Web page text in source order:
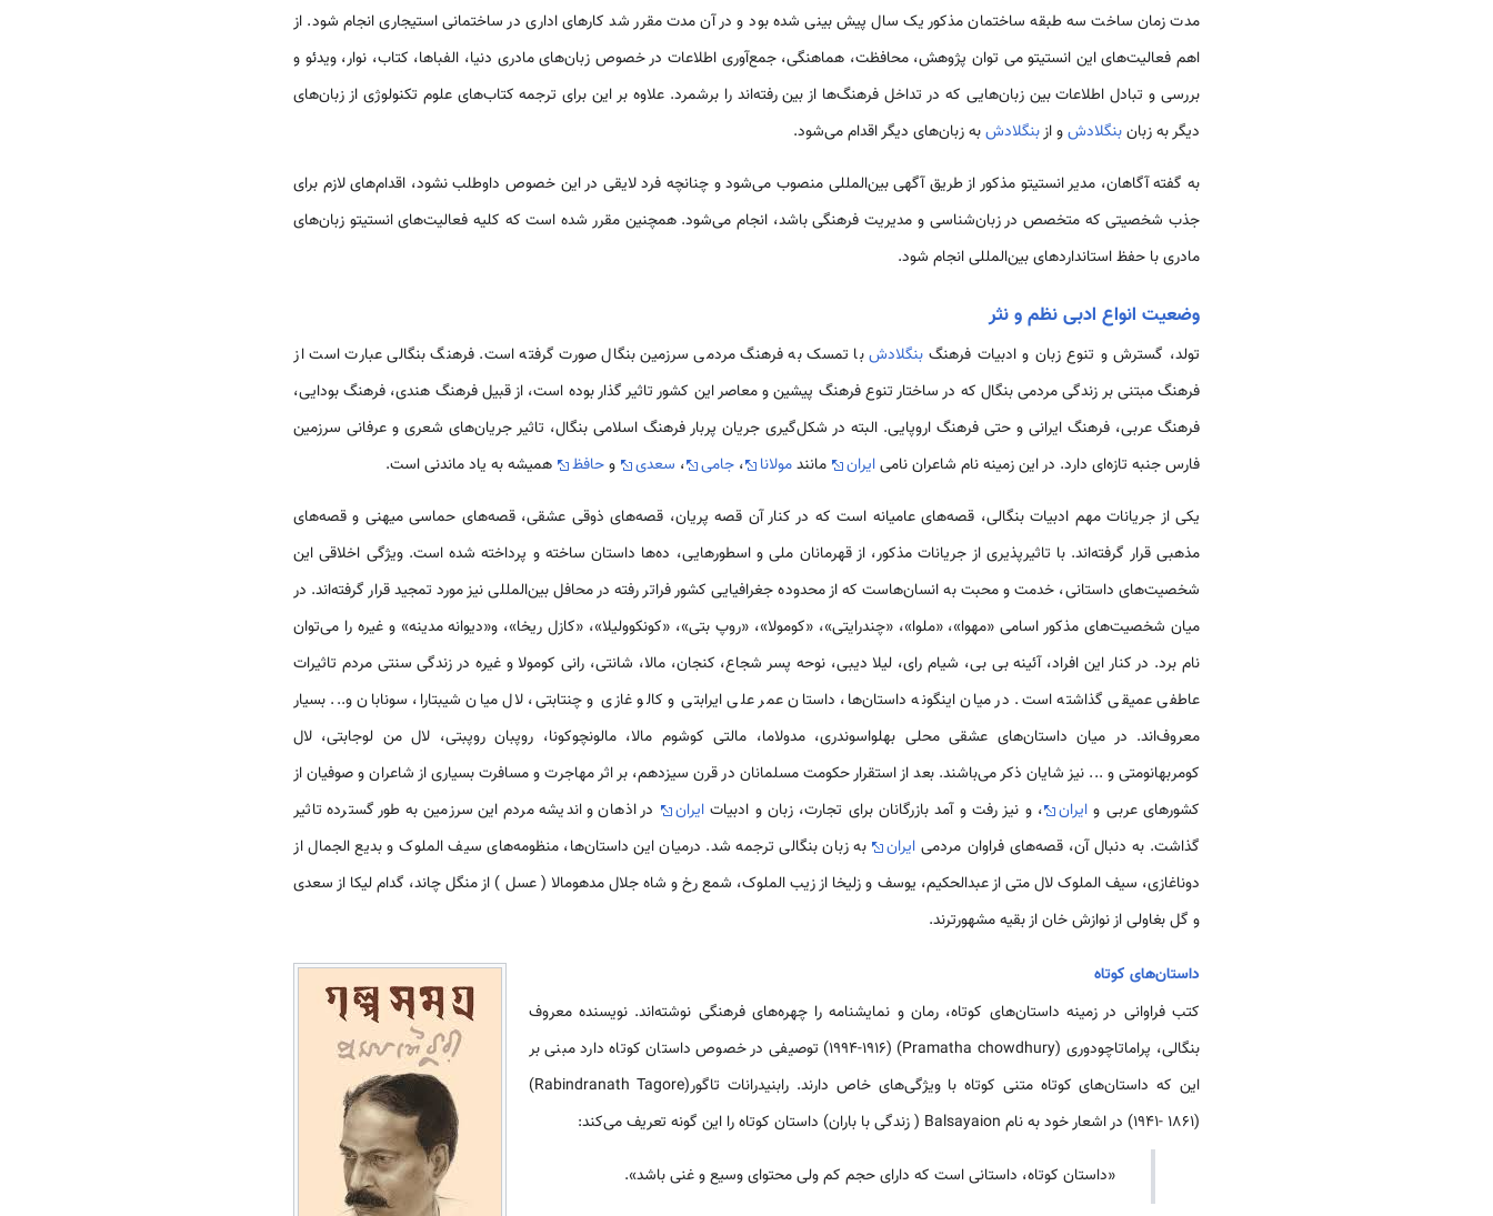
مدت زمان ساخت سه طبقه ساختمان مذکور یک سال پیش بینی شده بود و در آن مدت مقرر شد کارهای اداری در ساختمانی استیجاری انجام شود. از
اهم فعالیت‌های این انستیتو می توان پژوهش، محافظت، هماهنگی، جمع‌آوری اطلاعات در خصوص زبان‌های مادری دنیا، الفباها، کتاب، نوار، ویدئو و
بررسی و تبادل اطلاعات بین زبان‌هایی که در تداخل فرهنگ‌ها از بین رفته‌اند را برشمرد. علاوه بر این برای ترجمه کتاب‌های علوم تکنولوژی از زبان‌های
دیگر به زبانبنگلادشو ازبنگلادشبه زبان‌های دیگر اقدام می‌شود.
به گفته آگاهان، مدیر انستیتو مذکور از طریق آگهی بین‌المللی منصوب می‌شود و چنانچه فرد لایقی در این خصوص داوطلب نشود، اقدام‌های لازم برای
جذب شخصیتی که متخصص در زبان‌شناسی و مدیریت فرهنگی باشد، انجام می‌شود. همچنین مقرر شده است که کلیه فعالیت‌های انستیتو زبان‌های
مادری با حفظ استانداردهای بین‌المللی انجام شود.
وضعیت انواع ادبی نظم و نثر
تولد، گسترش و تنوع زبان و ادبیات فرهنگبنگلادشبا تمسک به فرهنگ مردمی سرزمین بنگال صورت گرفته است. فرهنگ بنگالی عبارت است از
فرهنگ مبتنی بر زندگی مردمی بنگال که در ساختار تنوع فرهنگ پیشین و معاصر این کشور تاثیر گذار بوده است، از قبیل فرهنگ هندی، فرهنگ بودایی،
فرهنگ عربی، فرهنگ ایرانی و حتی فرهنگ اروپایی. البته در شکل‌گیری جریان پربار فرهنگ اسلامی بنگال، تاثیر جریان‌های شعری و عرفانی سرزمین
فارس جنبه تازه‌ای دارد. در این زمینه نام شاعران نامیایران مانندمولانا ، جامی ، سعدی وحافظ همیشه به یاد ماندنی است.
یکی از جریانات مهم ادبیات بنگالی، قصه‌های عامیانه است که در کنار آن قصه پریان، قصه‌های ذوقی عشقی، قصه‌های حماسی میهنی و قصه‌های
مذهبی قرار گرفته‌اند. با تاثیرپذیری از جریانات مذکور، از قهرمانان ملی و اسطورهایی، ده‌ها داستان ساخته و پرداخته شده است. ویژگی اخلاقی این
شخصیت‌های داستانی، خدمت و محبت به انسان‌هاست که از محدوده جغرافیایی کشور فراتر رفته در محافل بین‌المللی نیز مورد تمجید قرار گرفته‌اند. در
میان شخصیت‌های مذکور اسامی «مهوا»، «ملوا»، «چندرایتی»، «کومولا»، «روپ بتی»، «کونکوولیلا»، «کازل ریخا»، و«دیوانه مدینه» و غیره را می‌توان
نام برد. در کنار این افراد، آئینه بی بی، شیام رای، لیلا دیبی، نوحه پسر شجاع، کنجان، مالا، شانتی، رانی کومولا و غیره در زندگی سنتی مردم تاثیرات
عاطفی عمیقی گذاشته است. در میان اینگونه داستان‌ها، داستان عمر علی ایرابتی و کالو غازی و چنتابتی، لال میان شیبتارا، سونابان و... بسیار
معروف‌اند. در میان داستان‌های عشقی محلی بهلواسوندری، مدولاما، مالتی کوشوم مالا، مالونچوکونا، روپبان روپبتی، لال من لوجابتی، لال
کومربهانومتی و ... نیز شایان ذکر می‌باشند. بعد از استقرار حکومت مسلمانان در قرن سیزدهم، بر اثر مهاجرت و مسافرت بسیاری از شاعران و صوفیان از
کشورهای عربی وایران ، و نیز رفت و آمد بازرگانان برای تجارت، زبان و ادبیاتایران
در اذهان و اندیشه مردم این سرزمین به طور گسترده تاثیر
گذاشت. به دنبال آن، قصه‌های فراوان مردمی ایران
به زبان بنگالی ترجمه شد. درمیان این داستان‌ها، منظومه‌های سیف الملوک و بدیع الجمال از
دوناغازی، سیف الملوک لال متی از عبدالحکیم، یوسف و زلیخا از زیب الملوک، شمع رخ و شاه جلال مدهومالا ( عسل ) از منگل چاند، گدام لیکا از سعدی
و گل بغاولی از نوازش خان از بقیه مشهورترند.
داستان‌های کوتاه
کتب فراوانی در زمینه داستان‌های کوتاه، رمان و نمایشنامه را چهره‌های فرهنگی نوشته‌اند. نویسنده معروف
بنگالی، پراماتاچودوری (Pramatha chowdhury) (1994-1916) توصیفی در خصوص داستان کوتاه دارد مبنی بر
این که داستان‌های کوتاه متنی کوتاه با ویژگی‌های خاص دارند. رابنیدرانات تاگور(Rabindranath Tagore)
(1941- 1861) در اشعار خود به نام Balsayaion ( زندگی با باران) داستان کوتاه را این گونه تعریف می‌کند:
«داستان کوتاه، داستانی است که دارای حجم کم ولی محتوای وسیع و غنی باشد».